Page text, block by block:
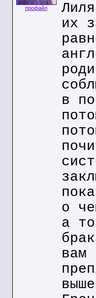
профайл
их
в
о
а
вам